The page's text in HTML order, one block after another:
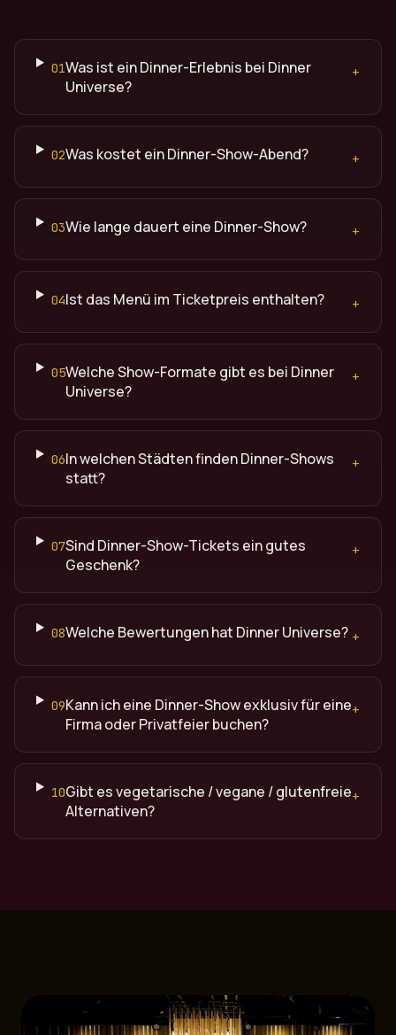
01Was ist ein Dinner-Erlebnis bei Dinner
Universe?
+
02Was kostet ein Dinner-Show-Abend? +
03Wie lange dauert eine Dinner-Show? +
04Ist das Menü im Ticketpreis enthalten? +
05Welche Show-Formate gibt es bei Dinner
Universe?
+
06In welchen Städten finden Dinner-Shows
statt?
+
07Sind Dinner-Show-Tickets ein gutes
Geschenk?
+
08Welche Bewertungen hat Dinner Universe? +
09Kann ich eine Dinner-Show exklusiv für eine
Firma oder Privatfeier buchen?
+
10Gibt es vegetarische / vegane / glutenfreie
Alternativen?
+